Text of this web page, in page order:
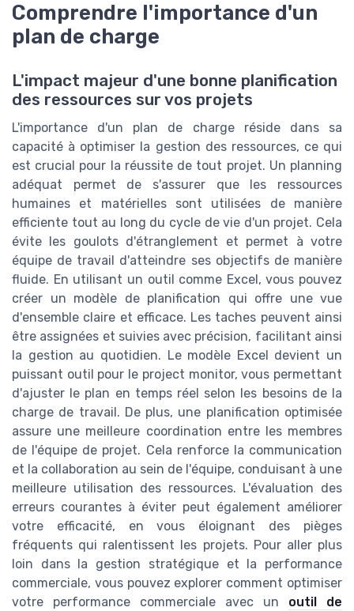
Comprendre l'importance d'un
plan de charge
L'impact majeur d'une bonne planification
des ressources sur vos projets
L'importance d'un plan de charge réside dans sa
capacité à optimiser la gestion des ressources, ce qui
est crucial pour la réussite de tout projet. Un planning
adéquat permet de s'assurer que les ressources
humaines et matérielles sont utilisées de manière
efficiente tout au long du cycle de vie d'un projet. Cela
évite les goulots d'étranglement et permet à votre
équipe de travail d'atteindre ses objectifs de manière
fluide. En utilisant un outil comme Excel, vous pouvez
créer un modèle de planification qui offre une vue
d'ensemble claire et efficace. Les taches peuvent ainsi
être assignées et suivies avec précision, facilitant ainsi
la gestion au quotidien. Le modèle Excel devient un
puissant outil pour le project monitor, vous permettant
d'ajuster le plan en temps réel selon les besoins de la
charge de travail. De plus, une planification optimisée
assure une meilleure coordination entre les membres
de l'équipe de projet. Cela renforce la communication
et la collaboration au sein de l'équipe, conduisant à une
meilleure utilisation des ressources. L'évaluation des
erreurs courantes à éviter peut également améliorer
votre efficacité, en vous éloignant des pièges
fréquents qui ralentissent les projets. Pour aller plus
loin dans la gestion stratégique et la performance
commerciale, vous pouvez explorer comment optimiser
votre performance commerciale avec un outil de